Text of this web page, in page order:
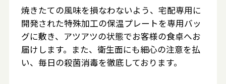
焼きたての風味を損なわないよう、宅配専用に
開発された特殊加工の保温プレートを専用バッ
グに敷き、アツアツの状態でお客様の食卓へお
届けします。また、衛生面にも細心の注意を払
い、毎日の殺菌消毒を徹底しております。